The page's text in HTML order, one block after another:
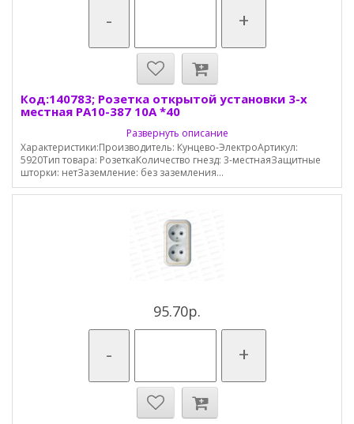
- +
Код:140783; Розетка открытой установки 3-х
местная РА10-387 10А *40
Развернуть описание
Характеристики:Производитель: Кунцево-ЭлектроАртикул:
5920Тип товара: РозеткаКоличество гнезд: 3-местнаяЗащитные
шторки: нетЗаземление: без заземления...
95.70р.
- +